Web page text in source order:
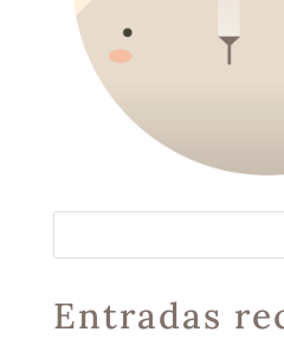
Entradas